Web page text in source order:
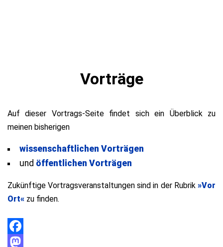
Vorträge
Auf dieser Vortrags-Seite findet sich ein Überblick zu
meinen bisherigen
wissenschaftlichen Vorträgen
und öffentlichen Vorträgen
Zukünftige Vortragsveranstaltungen sind in der Rubrik »Vor
Ort« zu finden.
Facebook